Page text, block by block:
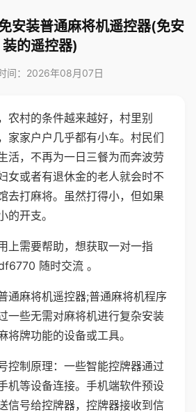
安装普通麻将机遥控器(免安
装的遥控器)
间：2026年08月07日
农村的条件越来越好，村里别
家家户户几乎都有小车。村民们
活，不再为一日三餐为而奔波劳
女或者有退休金的老人就会时不
去打麻将。虽然打得小，但如果
的开支。
上需要帮助，想获取一对一指
随时交流 。
通麻将机遥控器;普通麻将机程序
一些无需对麻将机进行复杂安装
将牌功能的设备或工具。
控制原理：一些智能控牌器通过
机等设备连接。手机端软件预设
信号给控牌器，控牌器接收到信